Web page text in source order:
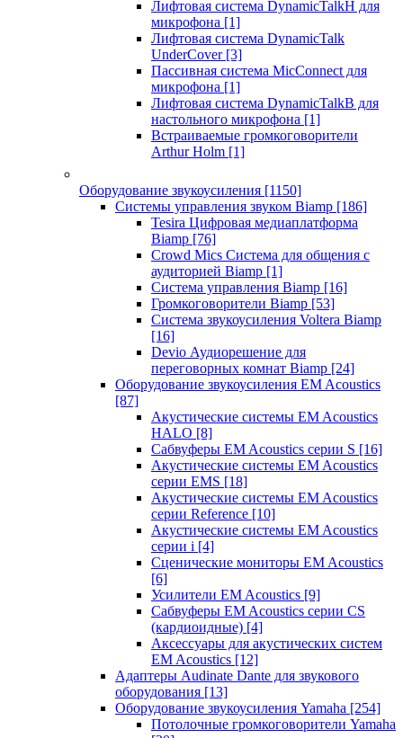
Лифтовая система DynamicTalkH для
микрофона [1]
Лифтовая система DynamicTalk
UnderCover [3]
Пассивная система MicConnect для
микрофона [1]
Лифтовая система DynamicTalkB для
настольного микрофона [1]
Встраиваемые громкоговорители
Arthur Holm [1]
Оборудование звукоусиления [1150]
Системы управления звуком Biamp [186]
Tesira Цифровая медиаплатформа
Biamp [76]
Crowd Mics Система для общения с
аудиторией Biamp [1]
Система управления Biamp [16]
Громкоговорители Biamp [53]
Система звукоусиления Voltera Biamp
[16]
Devio Аудиорешение для
переговорных комнат Biamp [24]
Оборудование звукоусиления EM Acoustics
[87]
Акустические системы EM Acoustics
HALO [8]
Сабвуферы EM Acoustics серии S [16]
Акустические системы EM Acoustics
серии EMS [18]
Акустические системы EM Acoustics
серии Reference [10]
Акустические системы EM Acoustics
серии i [4]
Сценические мониторы EM Acoustics
[6]
Усилители EM Acoustics [9]
Сабвуферы EM Acoustics серии CS
(кардиоидные) [4]
Аксессуары для акустических систем
EM Acoustics [12]
Адаптеры Audinate Dante для звукового
оборудования [13]
Оборудование звукоусиления Yamaha [254]
Потолочные громкоговорители Yamaha